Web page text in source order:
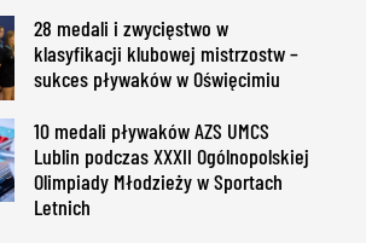
28 medali i zwycięstwo w
klasyfikacji klubowej mistrzostw –
sukces pływaków w Oświęcimiu
10 medali pływaków AZS UMCS
Lublin podczas XXXII Ogólnopolskiej
Olimpiady Młodzieży w Sportach
Letnich